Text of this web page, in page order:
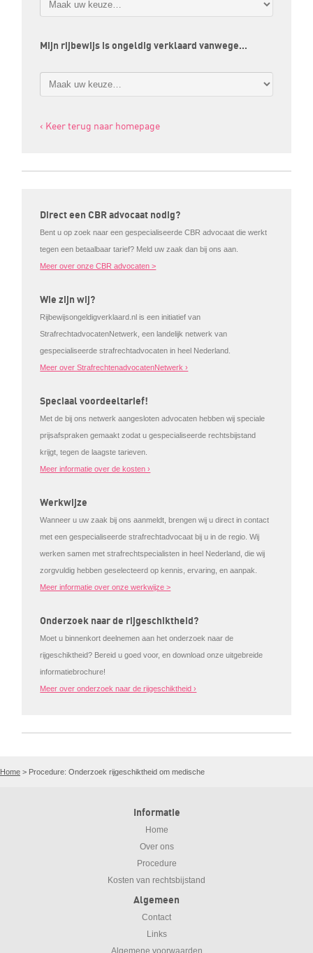
Mijn rijbewijs is ongeldig verklaard vanwege…
‹ Keer terug naar homepage
Direct een CBR advocaat nodig?
Bent u op zoek naar een gespecialiseerde CBR advocaat die werkt
tegen een betaalbaar tarief? Meld uw zaak dan bij ons aan.
Meer over onze CBR advocaten >
Wie zijn wij?
Rijbewijsongeldigverklaard.nl is een initiatief van
StrafrechtadvocatenNetwerk, een landelijk netwerk van
gespecialiseerde strafrechtadvocaten in heel Nederland.
Meer over StrafrechtenadvocatenNetwerk ›
Speciaal voordeeltarief!
Met de bij ons netwerk aangesloten advocaten hebben wij speciale
prijsafspraken gemaakt zodat u gespecialiseerde rechtsbijstand
krijgt, tegen de laagste tarieven.
Meer informatie over de kosten ›
Werkwijze
Wanneer u uw zaak bij ons aanmeldt, brengen wij u direct in contact
met een gespecialiseerde strafrechtadvocaat bij u in de regio. Wij
werken samen met strafrechtspecialisten in heel Nederland, die wij
zorgvuldig hebben geselecteerd op kennis, ervaring, en aanpak.
Meer informatie over onze werkwijze >
Onderzoek naar de rijgeschiktheid?
Moet u binnenkort deelnemen aan het onderzoek naar de
rijgeschiktheid? Bereid u goed voor, en download onze uitgebreide
informatiebrochure!
Meer over onderzoek naar de rijgeschiktheid ›
Home > Procedure: Onderzoek rijgeschiktheid om medische
Informatie
Home
Over ons
Procedure
Kosten van rechtsbijstand
Algemeen
Contact
Links
Algemene voorwaarden